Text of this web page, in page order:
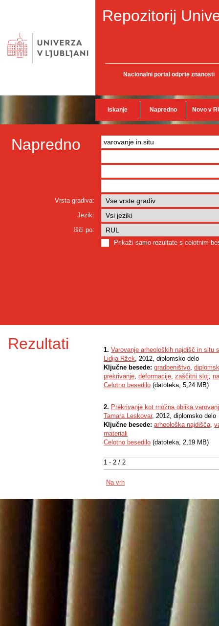
Repozitorij
Nacionalni portal odprte znanosti
Iskanje Napredno Novo v
Napredno
Vrsta gradiva:
Jezik:
Išči po:
Prikaži samo rezultate s celotnim
Rezultati
1 - 2 / 2
1. Varovanje arheoloških najdišč in situ
Lidija Ržek, 2012, diplomsko delo
Ključne besede: gradbeništvo,
prekrivanje, deformacije, zaščitni sloj,
Celotno besedilo (datoteka, 5,24 MB)
2. Prekrivanje kot možna oblika
Tamara Leskovar, 2012, diplomsko delo
Ključne besede: arheološka najdišča,
materiali
Celotno besedilo (datoteka, 2,19 MB)
Na vrh